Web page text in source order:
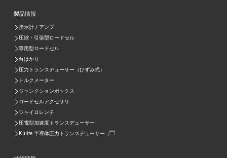
製品情報
指示計 / アンプ
圧縮・引張型ロードセル
専用型ロードセル
台はかり
圧力トランスデューサー（ひずみ式）
トルクメーター
ジャンクションボックス
ロードセルアクセサリ
ジャイロレンチ
圧電型加速度トランスデューサー
Kulite 半導体圧力トランスデューサー